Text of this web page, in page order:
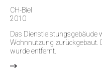
CH-Biel
2010
Das Dienstleistungsgebäude
Wohnnutzung zurückgebaut.
wurde entfernt.